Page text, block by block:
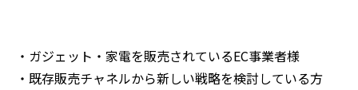
・ガジェット・家電を販売されているEC事業者様
・既存販売チャネルから新しい戦略を検討している方